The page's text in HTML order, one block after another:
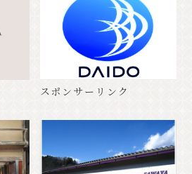
スポンサーリンク